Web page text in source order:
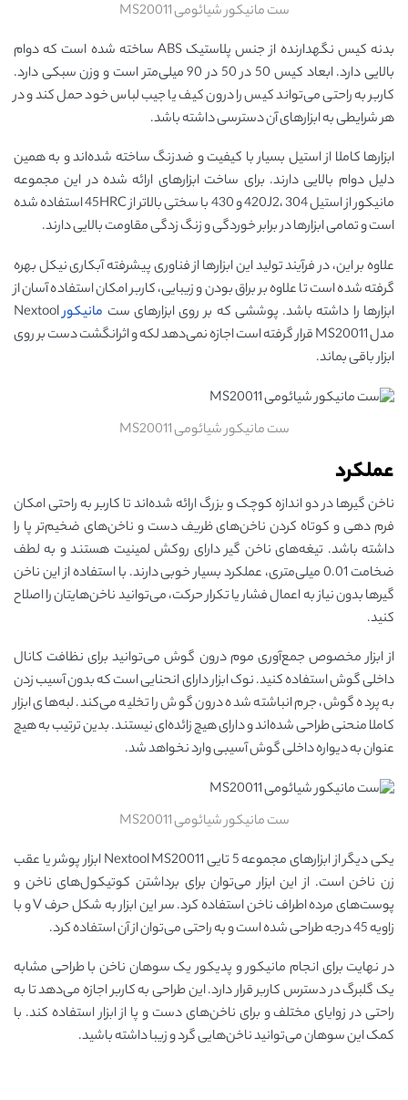
ست مانیکور شیائومی MS20011
بدنه کیس نگهدارنده از جنس پلاستیک ABS ساخته شده است که دوام
بالایی دارد. ابعاد کیس 50 در 50 در 90 میلی‌متر است و وزن سبکی دارد.
کاربر به راحتی می‌تواند کیس را درون کیف یا جیب لباس خود حمل کند و در
هر شرایطی به ابزارهای آن دسترسی داشته باشد.
ابزارها کاملا از استیل بسیار با کیفیت و ضدزنگ ساخته شده‌اند و به همین
دلیل دوام بالایی دارند. برای ساخت ابزارهای ارائه شده در این مجموعه
مانیکور از استیل 420J2، 304 و 430 با سختی بالاتر از 45HRC استفاده شده
است و تمامی ابزارها در برابر خوردگی و زنگ زدگی مقاومت بالایی دارند.
علاوه بر این، در فرآیند تولید این ابزارها از فناوری پیشرفته آبکاری نیکل بهره
گرفته شده است تا علاوه بر براق بودن و زیبایی، کاربر امکان استفاده آسان از
ابزارها را داشته باشد. پوششی که بر روی ابزارهای ست مانیکورNextool
مدل MS20011 قرار گرفته است اجازه نمی‌دهد لکه و اثرانگشت دست بر روی
ابزار باقی بماند.
ست مانیکور شیائومی MS20011
عملکرد
ناخن گیرها در دو اندازه کوچک و بزرگ ارائه شده‌اند تا کاربر به راحتی امکان
فرم دهی و کوتاه کردن ناخن‌های ظریف دست و ناخن‌های ضخیم‌تر پا را
داشته باشد. تیغه‌های ناخن گیر دارای روکش لمینیت هستند و به لطف
ضخامت 0.01 میلی‌متری، عملکرد بسیار خوبی دارند. با استفاده از این ناخن‌
گیرها بدون نیاز به اعمال فشار یا تکرار حرکت، می‌توانید ناخن‌هایتان را اصلاح
کنید.
از ابزار مخصوص جمع‌آوری موم درون گوش می‌توانید برای نظافت کانال
داخلی گوش استفاده کنید. نوک ابزار دارای انحنایی است که بدون آسیب زدن
به پرده گوش، جرم انباشته شده درون گوش را تخلیه می‌کند. لبه‌های ابزار
کاملا منحنی طراحی شده‌اند و دارای هیچ زائده‌ای نیستند. بدین ترتیب به هیچ
عنوان به دیواره داخلی گوش آسیبی وارد نخواهد شد.
ست مانیکور شیائومی MS20011
یکی دیگر از ابزارهای مجموعه 5 تایی Nextool MS20011 ابزار پوشر یا عقب
زن ناخن است. از این ابزار می‌توان برای برداشتن کوتیکول‌های ناخن و
پوست‌های مرده اطراف ناخن استفاده کرد. سر این ابزار به شکل حرف V و با
زاویه 45 درجه طراحی شده است و به راحتی می‌توان از آن استفاده کرد.
در نهایت برای انجام مانیکور و پدیکور یک سوهان ناخن با طراحی مشابه
یک گلبرگ در دسترس کاربر قرار دارد. این طراحی به کاربر اجازه می‌دهد تا به
راحتی در زوایای مختلف و برای ناخن‌های دست و پا از ابزار استفاده کند. با
کمک این سوهان می‌توانید ناخن‌هایی گرد و زیبا داشته باشید.